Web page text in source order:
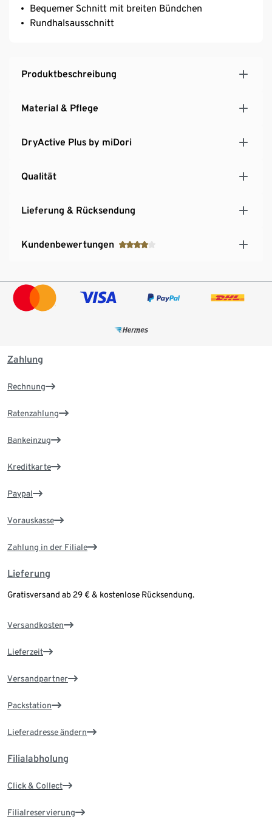
Bequemer Schnitt mit breiten Bündchen
Rundhalsausschnitt
Produktbeschreibung
Material & Pflege
DryActive Plus by miDori
Qualität
Lieferung & Rücksendung
Kundenbewertungen
Zahlung
Rechnung
Ratenzahlung
Bankeinzug
Kreditkarte
Paypal
Vorauskasse
Zahlung in der Filiale
Lieferung
Gratisversand ab 29 € & kostenlose Rücksendung.
Versandkosten
Lieferzeit
Versandpartner
Packstation
Lieferadresse ändern
Filialabholung
Click & Collect
Filialreservierung